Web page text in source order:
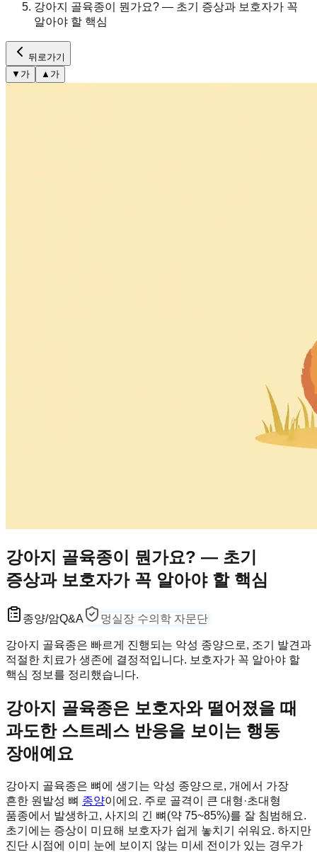
강아지 골육종이 뭔가요? — 초기 증상과 보호자가 꼭
알아야 할 핵심
뒤로가기
▼ 가 ▲ 가
강아지 골육종이 뭔가요? — 초기
증상과 보호자가 꼭 알아야 할 핵심
종양/암Q&A 멍실장 수의학 자문단
강아지 골육종은 빠르게 진행되는 악성 종양으로, 조기 발견과
적절한 치료가 생존에 결정적입니다. 보호자가 꼭 알아야 할
핵심 정보를 정리했습니다.
강아지 골육종은 보호자와 떨어졌을 때
과도한 스트레스 반응을 보이는 행동
장애예요
강아지 골육종은 뼈에 생기는 악성 종양으로, 개에서 가장
흔한 원발성 뼈 종양이에요. 주로 골격이 큰 대형·초대형
품종에서 발생하고, 사지의 긴 뼈(약 75~85%)를 잘 침범해요.
초기에는 증상이 미묘해 보호자가 쉽게 놓치기 쉬워요. 하지만
진단 시점에 이미 눈에 보이지 않는 미세 전이가 있는 경우가